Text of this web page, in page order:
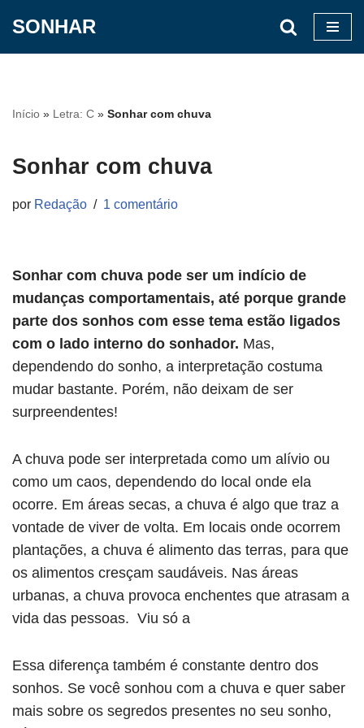
conteúdo
SONHAR
Início » Letra: C » Sonhar com chuva
Sonhar com chuva
por Redação 1 comentário
Sonhar com chuva pode ser um indício de
mudanças comportamentais, até porque grande
parte dos sonhos com esse tema estão ligados
com o lado interno do sonhador. Mas,
dependendo do sonho, a interpretação costuma
mudar bastante. Porém, não deixam de ser
surpreendentes!
A chuva pode ser interpretada como um alívio ou
como um caos, dependendo do local onde ela
ocorre. Em áreas secas, a chuva é algo que traz a
vontade de viver de volta. Em locais onde ocorrem
plantações, a chuva é alimento das terras, para que
os alimentos cresçam saudáveis. Nas áreas
urbanas, a chuva provoca enchentes que atrasam a
vida das pessoas. Viu só a
Essa diferença também é constante dentro dos
sonhos. Se você sonhou com a chuva e quer saber
mais sobre os segredos presentes no seu sonho,